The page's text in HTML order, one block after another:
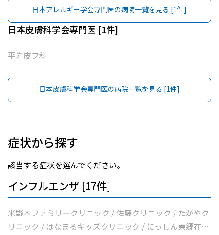
日本アレルギー学会専門医の病院一覧を見る [1件]
日本皮膚科学会専門医 [1件]
平岩皮フ科
日本皮膚科学会専門医の病院一覧を見る [1件]
症状から探す
該当する症状を選んでください。
インフルエンザ [17件]
米野木ファミリークリニック / 佐藤クリニック / たがやク
リニック / はなまるキッズクリニック / にっしん東郷在宅